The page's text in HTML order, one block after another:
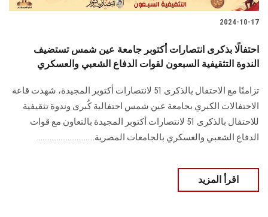
2024-10-17
احتفالًا بذكرى انتصارات أكتوبر جامعة عين شمس تستضيف
الندوة التثقيفية السبعون لقوات الدفاع الشعبي والعسكري
تزامنًا مع الاحتفال بالذكرى 51 لانتصارات أكتوبر المجيدة، ‏شهدت قاعة
الاحتفالات الكبري بجامعة عين شمس احتفالية كُبرى وندوة تثقيفية
للاحتفال ‏بالذكرى 51 لانتصارات أكتوبر المجيدة بالتعاون مع قوات
الدفاع الشعبي والعسكري بالجامعات ‏المصرية................................
اقرأ المزيد